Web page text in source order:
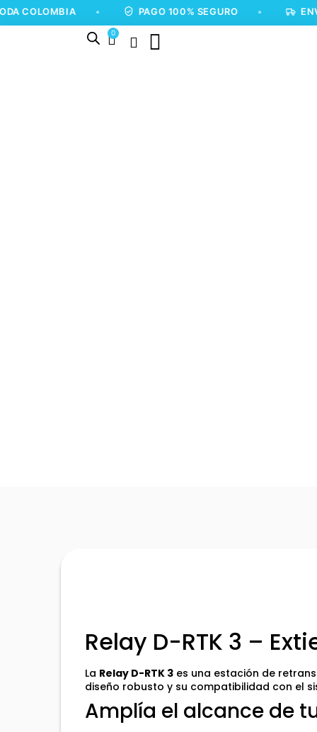
• PAGO 100% SEGURO • ENVÍOS A
0
Relay D-RTK 3 –
La Relay D-RTK 3 es una estación de
diseño robusto y su compatibilidad con el
Amplía el alcance de